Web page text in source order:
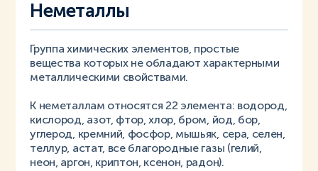
Неметаллы
Группа химических элементов, простые
вещества которых не обладают характерными
металлическими свойствами.
К неметаллам относятся 22 элемента: водород,
кислород, азот, фтор, хлор, бром, йод, бор,
углерод, кремний, фосфор, мышьяк, сера, селен,
теллур, астат, все благородные газы (гелий,
неон, аргон, криптон, ксенон, радон).